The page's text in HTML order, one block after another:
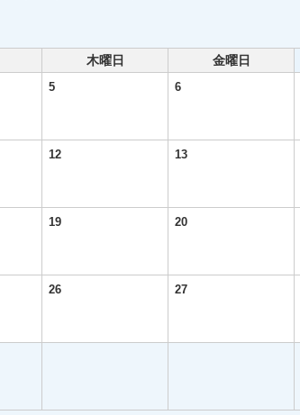
木曜日 金曜日
5 6
12 13
19 20
26 27